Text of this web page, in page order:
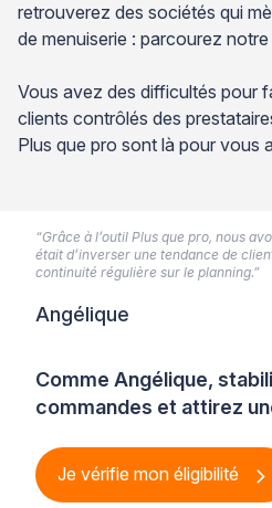
retrouverez des sociétés qui
de menuiserie : parcourez
Vous avez des difficultés pour
clients contrôlés des
Plus que pro sont là pour vous
Comme Angélique,
commandes et attirez
Je vérifie mon éligibilité
“Grâce à l’outil Plus que pro, nous
était d’inverser une tendance de
continuité régulière sur le planning.”
Angélique